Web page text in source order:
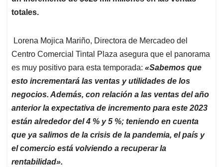
totales.
Lorena Mojica Mariño, Directora de Mercadeo del
Centro Comercial Tintal Plaza asegura que el panorama
es muy positivo para esta temporada: «Sabemos que
esto incrementará las ventas y utilidades de los
negocios. Además, con relación a las ventas del año
anterior la expectativa de incremento para este 2023
están alrededor del 4 % y 5 %; teniendo en cuenta
que ya salimos de la crisis de la pandemia, el país y
el comercio está volviendo a recuperar la
rentabilidad».